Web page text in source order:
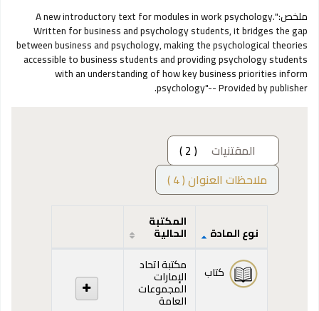
ملخص: "A new introductory text for modules in work psychology.
Written for business and psychology students, it bridges the gap
between business and psychology, making the psychological theories
accessible to business students and providing psychology students
with an understanding of how key business priorities inform
psychology"-- Provided by publisher.
المقتنيات
( 2 )
ملاحظات العنوان ( 4 )
المقتنيات
نوع المادة
المكتبة
الحالية
كتاب مكتبة اتحاد
الإمارات
المجموعات
العامة